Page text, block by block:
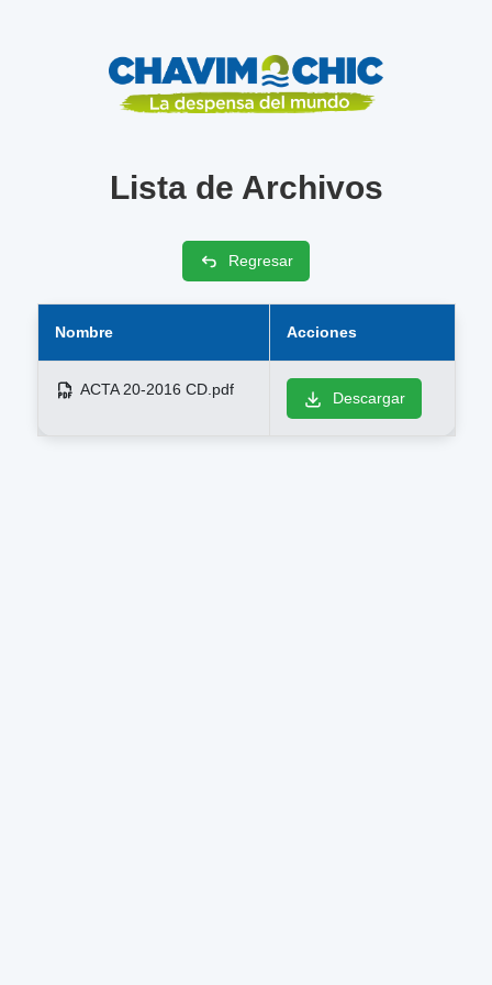
Lista de Archivos
Regresar
Nombre Acciones
ACTA 20-2016 CD.pdf Descargar